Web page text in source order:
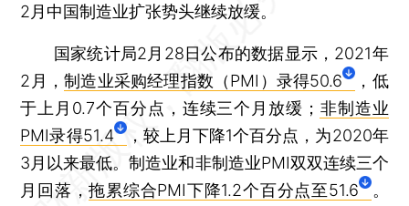
2月中国制造业扩张势头继续放缓。
国家统计局2月28日公布的数据显示，2021年
2月，制造业采购经理指数（PMI）录得50.6
，低
于上月0.7个百分点，连续三个月放缓； 非制造业
PMI录得51.4
，较上月下降1个百分点，为2020年
3月以来最低。制造业和非制造业PMI双双连续三个
月回落，拖累综合PMI下降1.2个百分点至51.6
。